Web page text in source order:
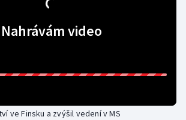
Nahrávám video
ve Finsku a zvýšil vedení v MS